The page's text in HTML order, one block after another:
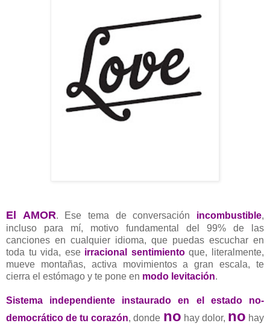
El AMOR. Ese tema de conversación incombustible,
incluso para mí, motivo fundamental del 99% de las
canciones en cualquier idioma, que puedas escuchar en
toda tu vida, ese irracional sentimientoque, literalmente,
mueve montañas, activa movimientos a gran escala, te
cierra el estómago y te pone en modo levitación.
Sistema independiente instaurado en el estado no-
democrático de tu corazón, donde no hay dolor, no hay